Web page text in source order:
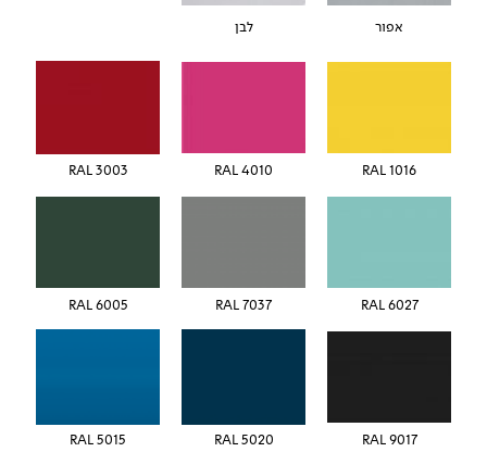
אפור לבן
RAL 1016
RAL 4010
RAL 3003
RAL 6027
RAL 7037
RAL 6005
RAL 9017
5020 RAL
5015 RAL